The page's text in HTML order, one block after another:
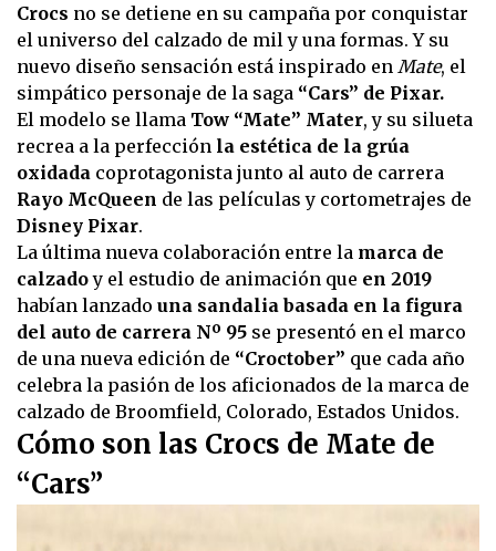
Crocs no se detiene en su campaña por conquistar
el universo del calzado de mil y una formas. Y su
nuevo diseño sensación está inspirado en Mate, el
simpático personaje de la saga “Cars” de Pixar.
El modelo se llama Tow “Mate” Mater, y su silueta
recrea a la perfección la estética de la grúa
oxidada coprotagonista junto al auto de carrera
Rayo McQueen de las películas y cortometrajes de
Disney Pixar.
La última nueva colaboración entre la marca de
calzadoy el estudio de animación que en 2019
habían lanzado una sandalia basada en la figura
del auto de carrera Nº 95 se presentó en el marco
de una nueva edición de “Croctober” que cada año
celebra la pasión de los aficionados de la marca de
calzado de Broomfield, Colorado, Estados Unidos.
Cómo son las Crocs de Mate de
“Cars”